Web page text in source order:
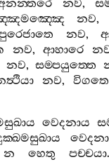
නව,
නව
නව,
නව,ආහාරෙ
නව,සම‍්පයුත‍්තෙ
නව,විගතෙ
වෙදනාය
න හෙතු පච‍්චයා